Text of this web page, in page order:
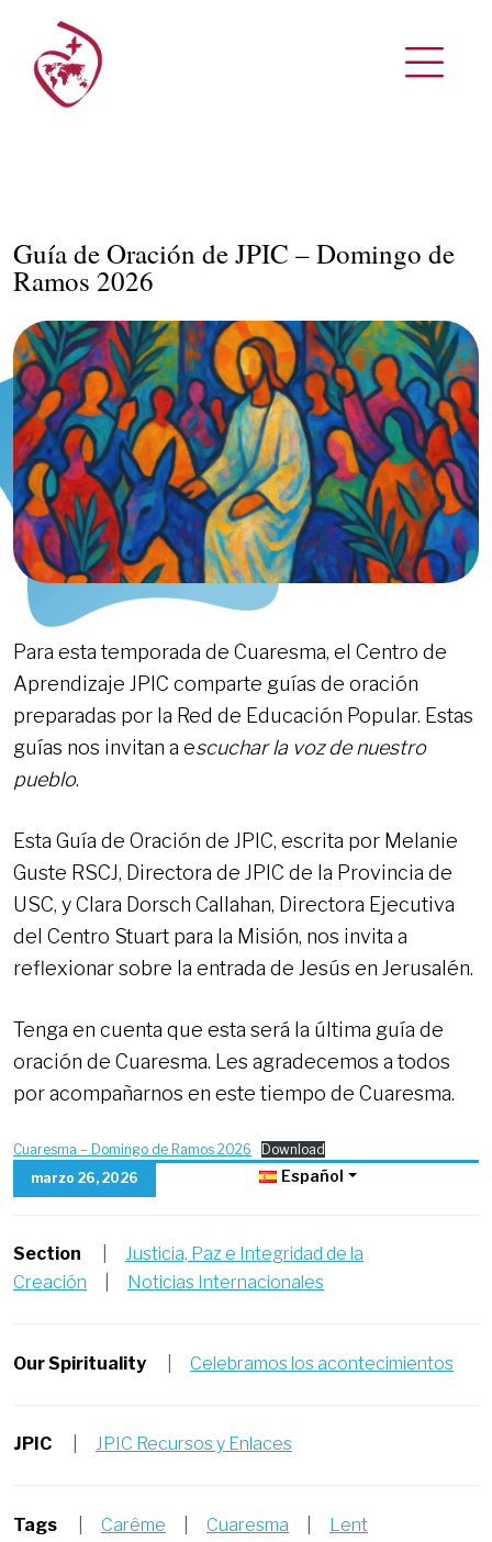
Guía de Oración de JPIC – Domingo de
Ramos 2026
Para esta temporada de Cuaresma, el Centro de
Aprendizaje JPIC comparte guías de oración
preparadas por la Red de Educación Popular. Estas
guías nos invitan a escuchar la voz de nuestro
pueblo.
Esta Guía de Oración de JPIC, escrita por Melanie
Guste RSCJ, Directora de JPIC de la Provincia de
USC, y Clara Dorsch Callahan, Directora Ejecutiva
del Centro Stuart para la Misión, nos invita a
reflexionar sobre la entrada de Jesús en Jerusalén.
Tenga en cuenta que esta será la última guía de
oración de Cuaresma. Les agradecemos a todos
por acompañarnos en este tiempo de Cuaresma.
Cuaresma – Domingo de Ramos 2026
Download
marzo 26, 2026
Español
Section
Justicia, Paz e Integridad de la
Creación
Noticias Internacionales
Our Spirituality Celebramos los acontecimientos
JPIC JPIC Recursos y Enlaces
Tags Carême Cuaresma Lent